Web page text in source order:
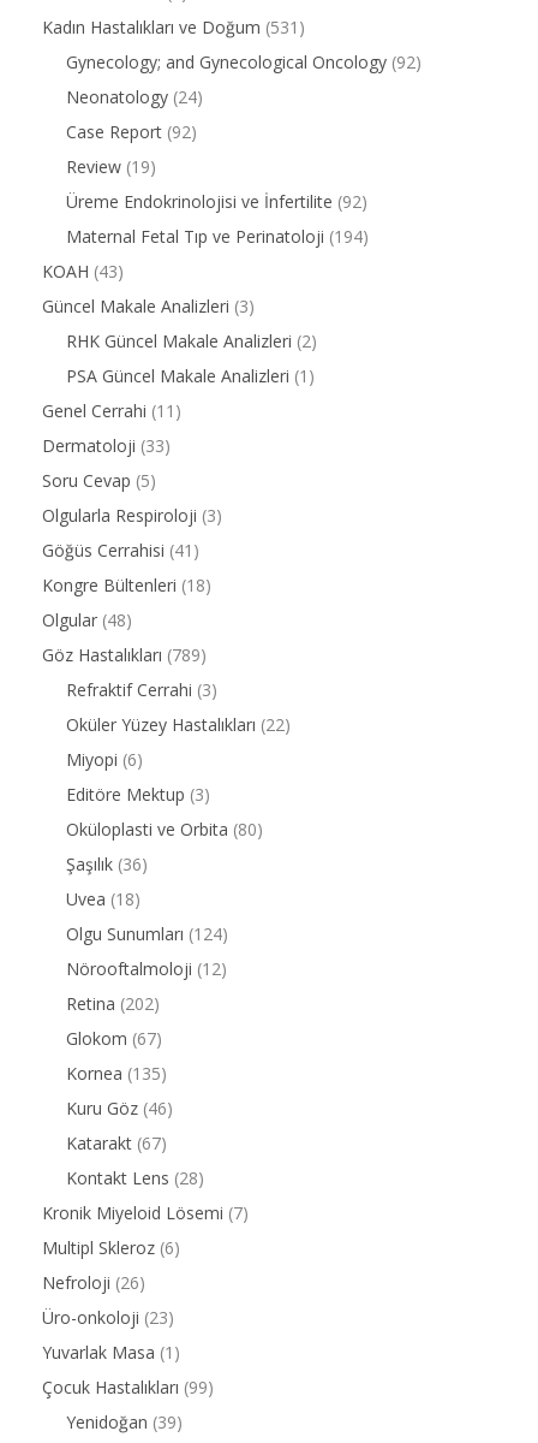
Kadın Hastalıkları ve Doğum (531)
Gynecology; and Gynecological Oncology (92)
Neonatology (24)
Case Report (92)
Review (19)
Üreme Endokrinolojisi ve İnfertilite (92)
Maternal Fetal Tıp ve Perinatoloji (194)
KOAH (43)
Güncel Makale Analizleri (3)
RHK Güncel Makale Analizleri (2)
PSA Güncel Makale Analizleri (1)
Genel Cerrahi (11)
Dermatoloji (33)
Soru Cevap (5)
Olgularla Respiroloji (3)
Göğüs Cerrahisi (41)
Kongre Bültenleri (18)
Olgular (48)
Göz Hastalıkları (789)
Refraktif Cerrahi (3)
Oküler Yüzey Hastalıkları (22)
Miyopi (6)
Editöre Mektup (3)
Oküloplasti ve Orbita (80)
Şaşılık (36)
Uvea (18)
Olgu Sunumları (124)
Nörooftalmoloji (12)
Retina (202)
Glokom (67)
Kornea (135)
Kuru Göz (46)
Katarakt (67)
Kontakt Lens (28)
Kronik Miyeloid Lösemi (7)
Multipl Skleroz (6)
Nefroloji (26)
Üro-onkoloji (23)
Yuvarlak Masa (1)
Çocuk Hastalıkları (99)
Yenidoğan (39)